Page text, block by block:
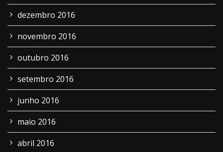
dezembro 2016
novembro 2016
outubro 2016
setembro 2016
junho 2016
maio 2016
abril 2016